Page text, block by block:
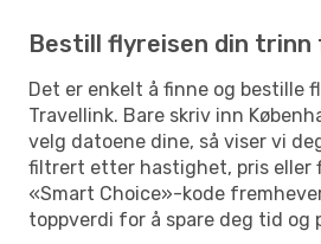
Bestill flyreisen din
Det er enkelt å finne og bestille
Travellink. Bare skriv inn
velg datoene dine, så viser vi
filtrert etter hastighet, pris eller
«Smart Choice»-kode
toppverdi for å spare deg tid og